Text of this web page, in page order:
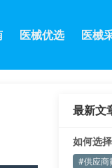
医械优选 医械
最新文
如何选
#供应商